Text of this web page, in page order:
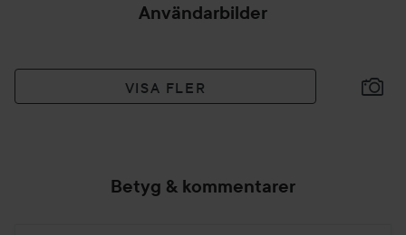
Användarbilder
VISA FLER
Betyg & kommentarer